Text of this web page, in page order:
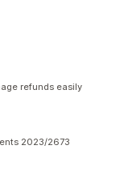
refunds easily
2023/2673